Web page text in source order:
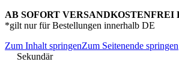
AB SOFORT VERSANDKOSTENFREI
*gilt nur für Bestellungen innerhalb DE
Zum Inhalt springenZum Seitenende springen
Sekundär